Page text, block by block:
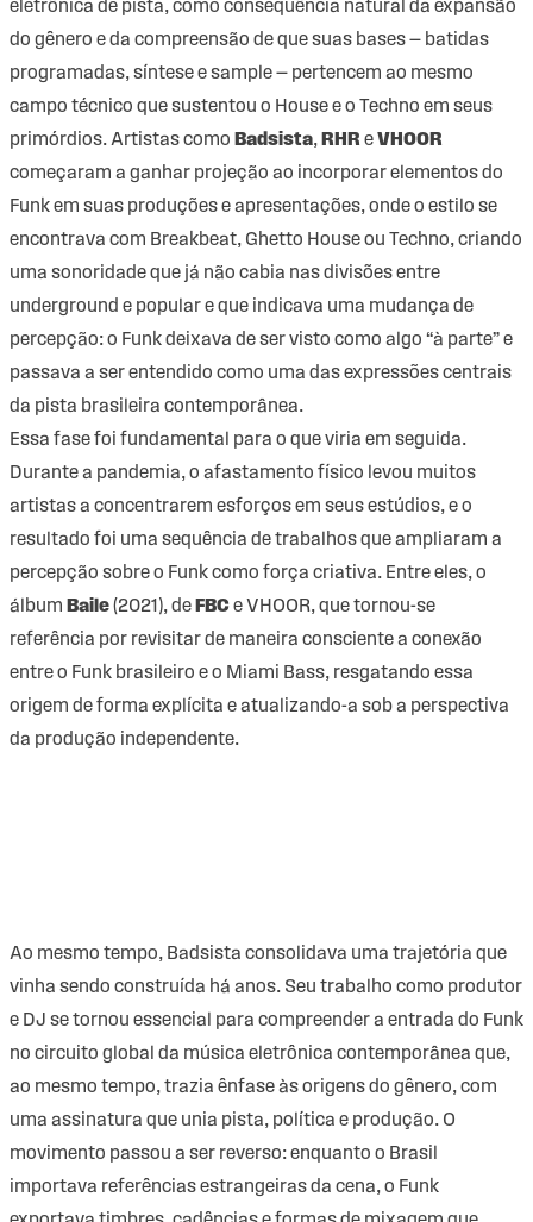
eletrônica de pista, como consequência natural da expansão
do gênero e da compreensão de que suas bases — batidas
programadas, síntese e sample — pertencem ao mesmo
campo técnico que sustentou o House e o Techno em seus
primórdios. Artistas como Badsista, RHReVHOOR
começaram a ganhar projeção ao incorporar elementos do
Funk em suas produções e apresentações, onde o estilo se
encontrava com Breakbeat, Ghetto House ou Techno, criando
uma sonoridade que já não cabia nas divisões entre
underground e popular e que indicava uma mudança de
percepção: o Funk deixava de ser visto como algo “à parte” e
passava a ser entendido como uma das expressões centrais
da pista brasileira contemporânea.
Essa fase foi fundamental para o que viria em seguida.
Durante a pandemia, o afastamento físico levou muitos
artistas a concentrarem esforços em seus estúdios, e o
resultado foi uma sequência de trabalhos que ampliaram a
percepção sobre o Funk como força criativa. Entre eles, o
álbum Baile(2021), de FBCe VHOOR, que tornou-se
referência por revisitar de maneira consciente a conexão
entre o Funk brasileiro e o Miami Bass, resgatando essa
origem de forma explícita e atualizando-a sob a perspectiva
da produção independente.
Ao mesmo tempo, Badsista consolidava uma trajetória que
vinha sendo construída há anos. Seu trabalho como produtor
e DJ se tornou essencial para compreender a entrada do Funk
no circuito global da música eletrônica contemporânea que,
ao mesmo tempo, trazia ênfase às origens do gênero, com
uma assinatura que unia pista, política e produção. O
movimento passou a ser reverso: enquanto o Brasil
importava referências estrangeiras da cena, o Funk